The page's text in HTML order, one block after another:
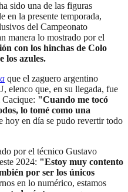
sido una de las figuras
en la presente temporada,
del Campeonato
manera lo mostrado por el
con los hinchas de Colo
los azules.
que el zaguero argentino
elenco que, en su llegada, fue
Cacique: "Cuando me tocó
lo tomé como una
hoy en día se pudo revertir todo
por el técnico Gustavo
2024: "Estoy muy contento
por ser los únicos
en lo numérico, estamos